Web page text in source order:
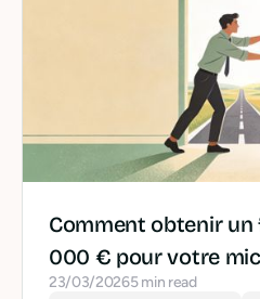
Comment obtenir un
000 € pour votre
23/03/20265 min read